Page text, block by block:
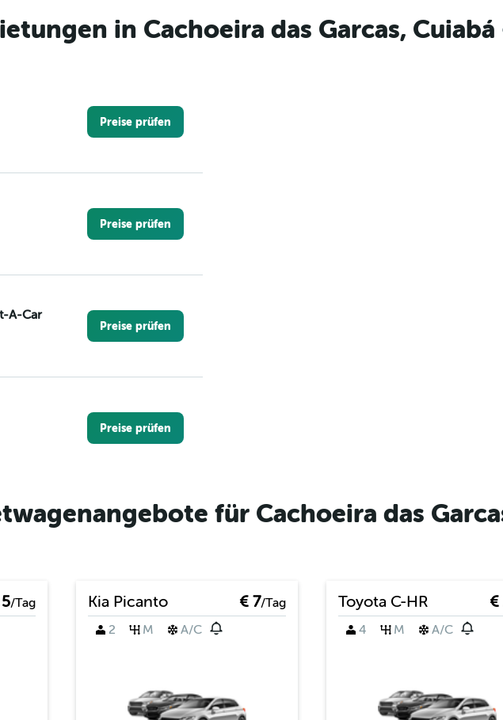
in Cachoeira das Garcas, Cuiabá
Preise prüfen
Preise prüfen
A-Car
Preise prüfen
Preise prüfen
Preise prüfen
Preise prüfen
für Cachoeira das
/Tag
Kia Picanto € 7/Tag
2
M A/C
Toyota C-HR €
4
M A/C